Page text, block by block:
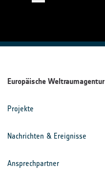
Europäische Weltraumagentur
Projekte
Nachrichten & Ereignisse
Ansprechpartner